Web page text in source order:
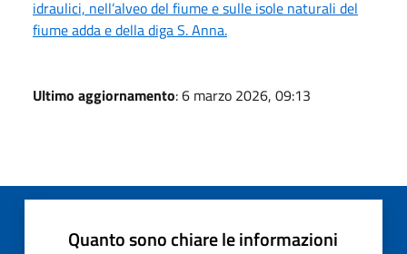
idraulici, nell’alveo del fiume e sulle isole naturali del
fiume adda e della diga S. Anna.
Ultimo aggiornamento: 6 marzo 2026, 09:13
Quanto sono chiare le informazioni